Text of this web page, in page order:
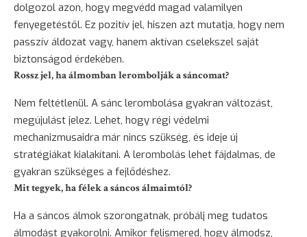
dolgozol azon, hogy megvédd magad valamilyen
fenyegetéstől. Ez pozitív jel, hiszen azt mutatja, hogy nem
passzív áldozat vagy, hanem aktívan cselekszel saját
biztonságod érdekében.
Rossz jel, ha álmomban lerombolják a sáncomat?
Nem feltétlenül. A sánc lerombolása gyakran változást,
megújulást jelez. Lehet, hogy régi védelmi
mechanizmusaidra már nincs szükség, és ideje új
stratégiákat kialakítani. A lerombolás lehet fájdalmas, de
gyakran szükséges a fejlődéshez.
Mit tegyek, ha félek a sáncos álmaimtól?
Ha a sáncos álmok szorongatnak, próbálj meg tudatos
álmodást gyakorolni. Amikor felismered, hogy álmodsz,